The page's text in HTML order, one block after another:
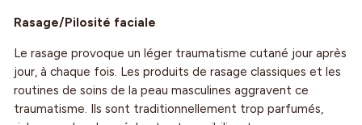
Rasage/Pilosité faciale
Le rasage provoque un léger traumatisme cutané jour après
jour, à chaque fois. Les produits de rasage classiques et les
routines de soins de la peau masculines aggravent ce
traumatisme. Ils sont traditionnellement trop parfumés,